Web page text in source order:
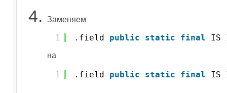
Заменяем
1 .field public static final
на
1 .field public static final